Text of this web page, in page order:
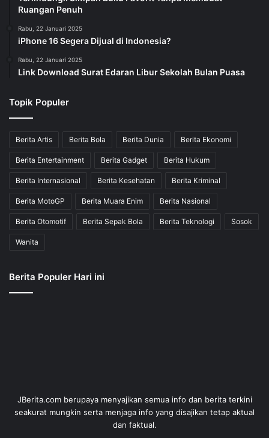
Ruangan Penuh
Rabu, 22 Januari 2025
iPhone 16 Segera Dijual di Indonesia?
Rabu, 22 Januari 2025
Link Download Surat Edaran Libur Sekolah Bulan Puasa
Topik Populer
Berita Artis Berita Bola Berita Dunia Berita Ekonomi
Berita Entertainment Berita Gadget Berita Hukum
Berita Internasional Berita Kesehatan Berita Kriminal
Berita MotoGP Berita Muara Enim Berita Nasional
Berita Otomotif Berita Sepak Bola Berita Teknologi Sosok
Wanita
Berita Populer Hari ini
JBerita.com berupaya menyajikan semua info dan berita terkini
seakurat mungkin serta menjaga info yang disajikan tetap aktual
dan faktual.